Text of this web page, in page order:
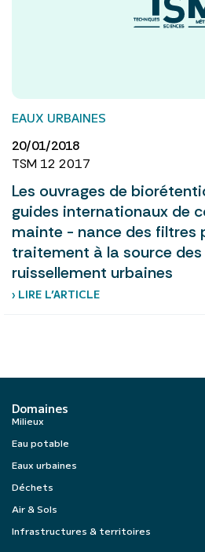
EAUX URBAINES
20/01/2018
TSM 12 2017
Les ouvrages de
guides internationaux de
mainte - nance des filtres
traitement à la source des
ruissellement urbaines
› LIRE L’ARTICLE
Domaines
Milieux
Eau potable
Eaux urbaines
Déchets
Air & Sols
Infrastructures & territoires